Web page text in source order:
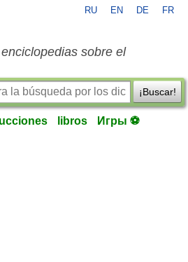
RU EN DE FR
sobre el
¡Buscar!
libros Игры ⚽